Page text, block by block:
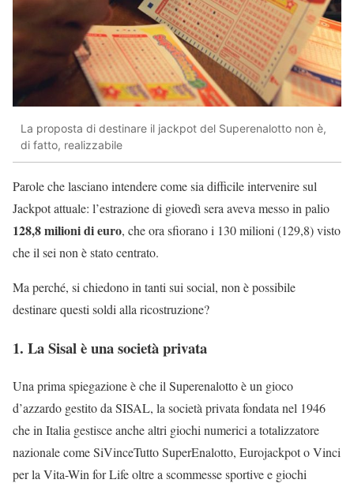
La proposta di destinare il jackpot del Superenalotto non è,
di fatto, realizzabile
Parole che lasciano intendere come sia difficile intervenire sul
Jackpot attuale: l’estrazione di giovedì sera aveva messo in palio
128,8 milioni di euro, che ora sfiorano i 130 milioni (129,8) visto
che il sei non è stato centrato.
Ma perché, si chiedono in tanti sui social, non è possibile
destinare questi soldi alla ricostruzione?
1. La Sisal è una società privata
Una prima spiegazione è che il Superenalotto è un gioco
d’azzardo gestito da SISAL, la società privata fondata nel 1946
che in Italia gestisce anche altri giochi numerici a totalizzatore
nazionale come SiVinceTutto SuperEnalotto, Eurojackpot o Vinci
per la Vita-Win for Life oltre a scommesse sportive e giochi